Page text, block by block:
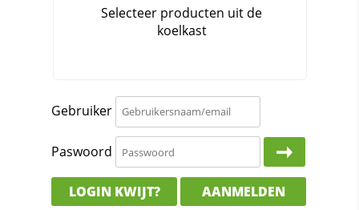
Gebruiker
Paswoord
LOGIN KWIJT? AANMELDEN